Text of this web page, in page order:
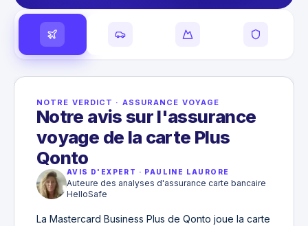
NOTRE VERDICT · ASSURANCE VOYAGE
Notre avis sur l'assurance
voyage de la carte Plus
Qonto
AVIS D'EXPERT · PAULINE LAURORE
Auteure des analyses d'assurance carte bancaire
HelloSafe
La Mastercard Business Plus de Qonto joue la carte